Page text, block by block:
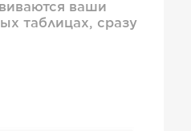
ваши
таблицах, сразу